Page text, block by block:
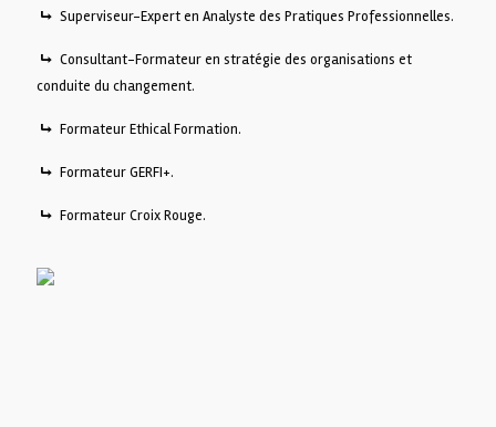
Superviseur-Expert en Analyste des Pratiques Professionnelles.
Consultant-Formateur en stratégie des organisations et
conduite du changement.
Formateur Ethical Formation.
Formateur GERFI+.
Formateur Croix Rouge.